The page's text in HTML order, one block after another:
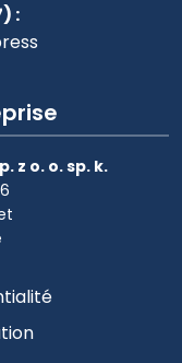
:
z o. o. sp. k.